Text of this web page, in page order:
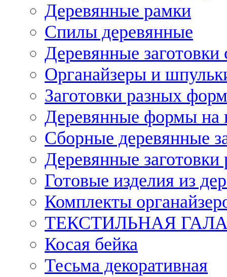
Деревянные рамки
Спилы деревянные
Деревянные заготовки
Органайзеры и
Заготовки разных
Деревянные формы на
Сборные деревянные
Деревянные заготовки
Готовые изделия из
Комплекты
ТЕКСТИЛЬНАЯ
Косая бейка
Тесьма декоративная